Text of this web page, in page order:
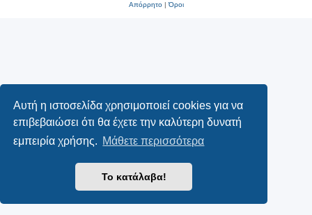
Αυτή η ιστοσελίδα χρησιμοποιεί cookies για να
επιβεβαιώσει ότι θα έχετε την καλύτερη δυνατή
εμπειρία χρήσης. Μάθετε περισσότερα
Το κατάλαβα!
Απόρρητο|Όροι